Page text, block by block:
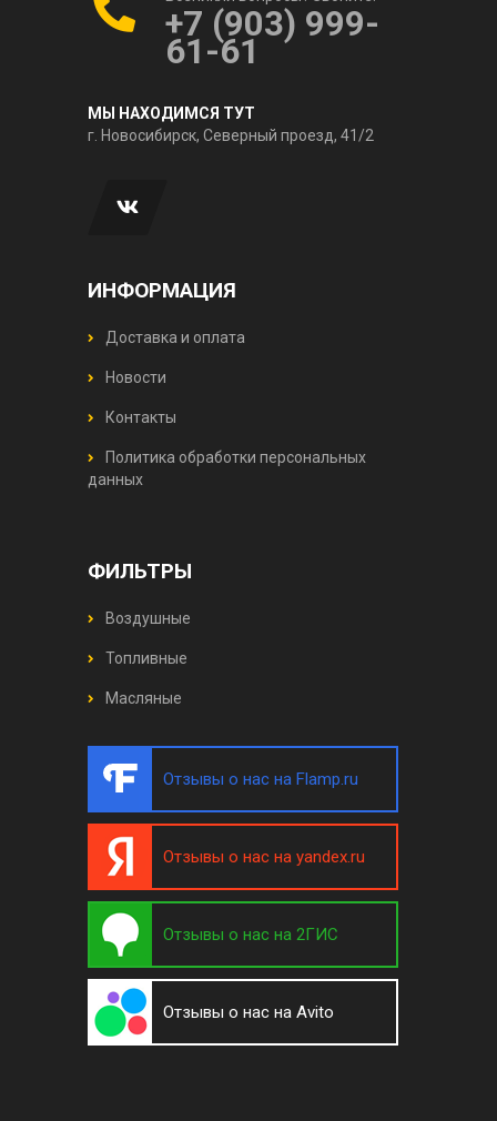
+7 (903) 999-
61-61
МЫ НАХОДИМСЯ ТУТ
г. Новосибирск, Северный проезд, 41/2
ИНФОРМАЦИЯ
Доставка и оплата
Новости
Контакты
Политика обработки персональных
данных
ФИЛЬТРЫ
Воздушные
Топливные
Масляные
Отзывы о нас на Flamp.ru
Отзывы о нас на yandex.ru
Отзывы о нас на 2ГИС
Отзывы о нас на Avito